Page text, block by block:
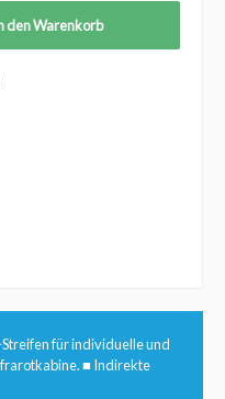
den Warenkorb
für individuelle und
■ Indirekte